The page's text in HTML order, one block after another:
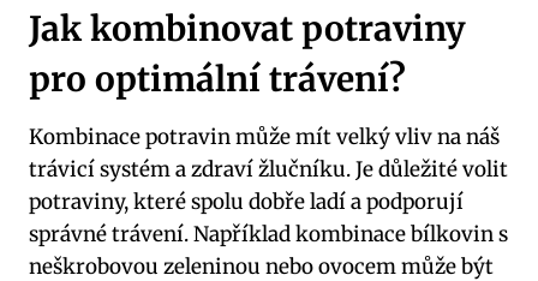
Jak kombinovat potraviny
pro optimální trávení?
Kombinace potravin může mít velký vliv na náš
trávicí systém a zdraví žlučníku. Je důležité volit
potraviny, které spolu dobře ladí a podporují
správné trávení. Například kombinace bílkovin s
neškrobovou zeleninou nebo ovocem může být